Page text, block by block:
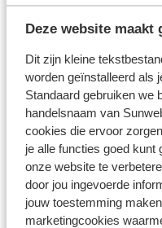
Deze website maakt
Dit zijn kleine
worden geïnstalleerd als
Standaard gebruiken we
handelsnaam van
cookies die ervoor
je alle functies goed
onze website te
door jou ingevoerde
jouw toestemming
marketingcookies
8.3 Fantastisch
Fijne villa met
zwembad op ruim
vinden hadden we
de eigenaar/
voordat je gaat
Fijne villa met
zwembad op ruim
vinden hadden we
de eigenaar/
voordat je gaat
Jan O.
Met partner